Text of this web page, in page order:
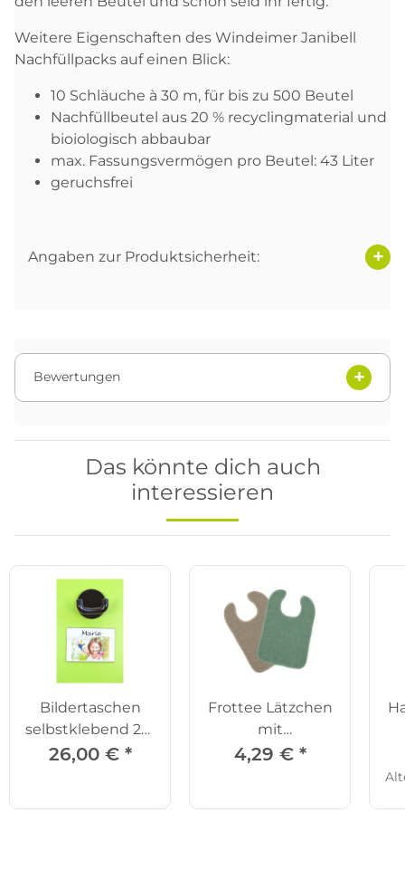
Weitere Eigenschaften des Windeimer Janibell
Nachfüllpacks auf einen Blick:
10 Schläuche à 30 m, für bis zu 500 Beutel
Nachfüllbeutel aus 20 % recyclingmaterial und
bioiologisch abbaubar
max. Fassungsvermögen pro Beutel: 43 Liter
geruchsfrei
Angaben zur Produktsicherheit:
Bewertungen
Das könnte dich auch
interessieren
Bildertaschen
selbstklebend 25-
tlg.
26,00 € *
Frottee Lätzchen
mit
Druckknöpfen
4,29 € *